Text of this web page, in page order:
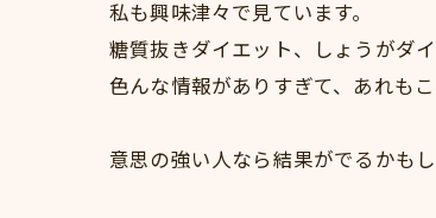
私も興味津々で見ています。
糖質抜きダイエット、しょうがダ
色んな情報がありすぎて、あれも
意思の強い人なら結果がでるかもし